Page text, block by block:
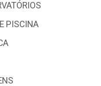
PISCINA